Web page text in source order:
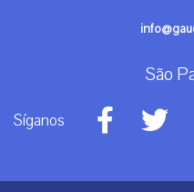
São
Síganos